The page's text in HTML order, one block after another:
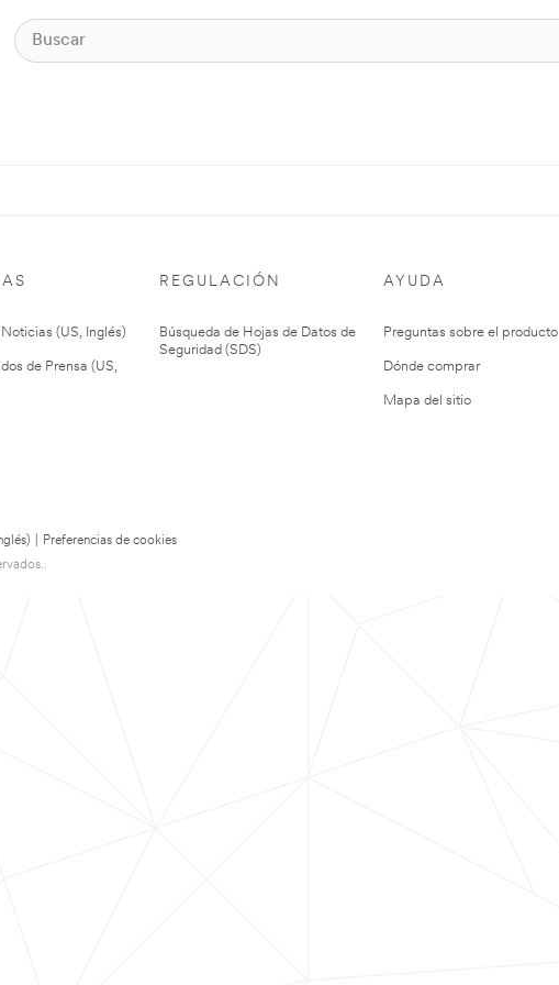
(US, Inglés)
de Prensa (US,
REGULACIÓN
Búsqueda de Hojas de Datos de
Seguridad (SDS)
AYUDA
Preguntas sobre el producto
Dónde comprar
Mapa del sitio
Preferencias de cookies